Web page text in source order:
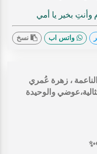
بخير يا أمي
واتس اب نسخ
، زهرة عُمري
والوحيدة